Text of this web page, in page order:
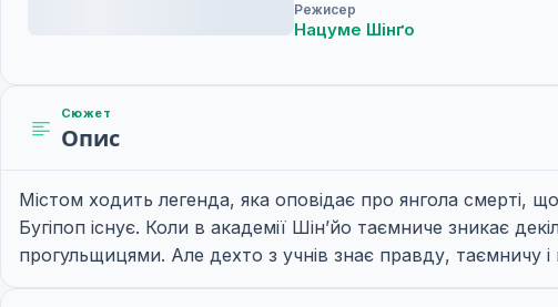
Режисер
Нацуме Шінґо
Сюжет
Опис
Містом ходить легенда, яка оповідає про янгола смерті,
Бугіпоп існує. Коли в академії Шін’йо таємниче зникає
прогульщицями. Але дехто з учнів знає правду, таємничу і